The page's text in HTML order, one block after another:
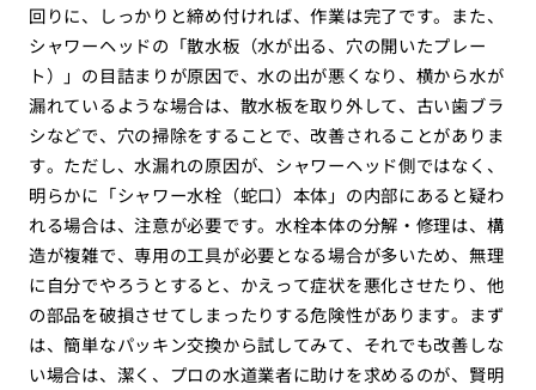
回りに、しっかりと締め付ければ、作業は完了です。また、
シャワーヘッドの「散水板（水が出る、穴の開いたプレー
ト）」の目詰まりが原因で、水の出が悪くなり、横から水が
漏れているような場合は、散水板を取り外して、古い歯ブラ
シなどで、穴の掃除をすることで、改善されることがありま
す。ただし、水漏れの原因が、シャワーヘッド側ではなく、
明らかに「シャワー水栓（蛇口）本体」の内部にあると疑わ
れる場合は、注意が必要です。水栓本体の分解・修理は、構
造が複雑で、専用の工具が必要となる場合が多いため、無理
に自分でやろうとすると、かえって症状を悪化させたり、他
の部品を破損させてしまったりする危険性があります。まず
は、簡単なパッキン交換から試してみて、それでも改善しな
い場合は、潔く、プロの水道業者に助けを求めるのが、賢明